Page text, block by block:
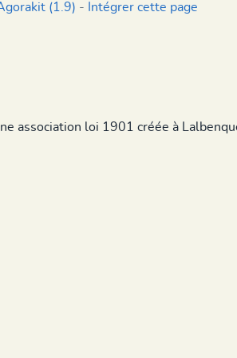
(1.9) - Intégrer cette page
association loi 1901 créée à